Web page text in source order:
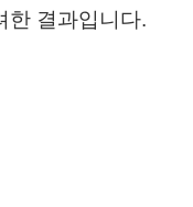
한 결과입니다.